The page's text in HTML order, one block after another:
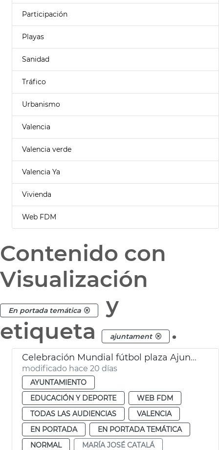
Participación
Playas
Sanidad
Tráfico
Urbanismo
Valencia
Valencia verde
Valencia Ya
Vivienda
Web FDM
Contenido con
Visualización
En portada temática
y
etiqueta
ajuntament .
Celebración Mundial fútbol plaza Ajuntament València
modificado hace 20 días
AYUNTAMIENTO
EDUCACIÓN Y DEPORTE
WEB FDM
TODAS LAS AUDIENCIAS
VALENCIA
EN PORTADA
EN PORTADA TEMÁTICA
NORMAL
MARÍA JOSÉ CATALÁ